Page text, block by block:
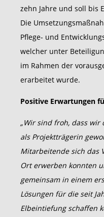
zehn Jahre und soll bis
Die
Pflege- und
welcher unter
im Rahmen der
erarbeitet wurde.
Positive Erwartungen
„Wir sind froh, dass wir
als Projektträgerin
Mitarbeitende sich das
Ort erwerben konnten
gemeinsam in einem
Lösungen für die seit
Elbeintiefung schaffen